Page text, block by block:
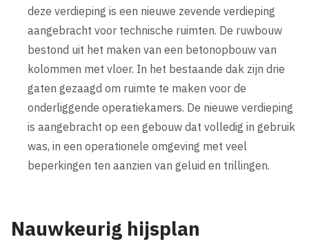
deze verdieping is een nieuwe zevende verdieping
aangebracht voor technische ruimten. De ruwbouw
bestond uit het maken van een betonopbouw van
kolommen met vloer. In het bestaande dak zijn drie
gaten gezaagd om ruimte te maken voor de
onderliggende operatiekamers. De nieuwe verdieping
is aangebracht op een gebouw dat volledig in gebruik
was, in een operationele omgeving met veel
beperkingen ten aanzien van geluid en trillingen.
Nauwkeurig hijsplan